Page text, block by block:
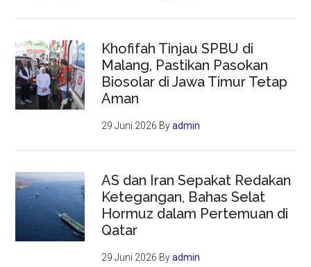
Khofifah Tinjau SPBU di
Malang, Pastikan Pasokan
Biosolar di Jawa Timur Tetap
Aman
29 Juni 2026 Byadmin
AS dan Iran Sepakat Redakan
Ketegangan, Bahas Selat
Hormuz dalam Pertemuan di
Qatar
29 Juni 2026 Byadmin